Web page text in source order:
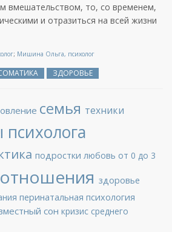
вмешательством, то, со временем,
и отразиться на всей жизни
; Мишина Ольга, психолог
ЗДОРОВЬЕ
семья техники
психолога
подростки любовь от 0 до 3
отношения здоровье
перинатальная психология
сон кризис среднего